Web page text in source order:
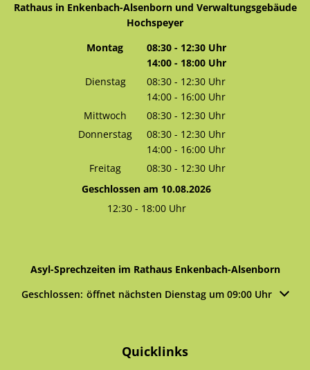
Rathaus in Enkenbach-Alsenborn und Verwaltungsgebäude
Hochspeyer
Montag
08:30- 12:30Uhr
Von 08:30 bis 12:30 Uhr
14:00- 18:00Uhr
Von 14:00 bis 18:00 Uhr
Dienstag 08:30 - 12:30 Uhr
Von 08:30 bis 12:30 Uhr
14:00 - 16:00 Uhr
Von 14:00 bis 16:00 Uhr
Mittwoch 08:30 - 12:30 Uhr
Von 08:30 bis 12:30 Uhr
Donnerstag 08:30 - 12:30 Uhr
Von 08:30 bis 12:30 Uhr
14:00 - 16:00 Uhr
Von 14:00 bis 16:00 Uhr
Freitag 08:30 - 12:30 Uhr
Von 08:30 bis 12:30 Uhr
Geschlossen am 10.08.2026
12:30- 18:00Uhr
Asyl-Sprechzeiten im Rathaus Enkenbach-Alsenborn
Klicken, um weitere Öffnungs- oder Schließzeiten
Geschlossen: öffnet nächsten Dienstag um 09:00 Uhr
Quicklinks